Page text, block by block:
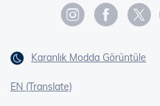
Karanlık Modda Görüntüle
EN (Translate)